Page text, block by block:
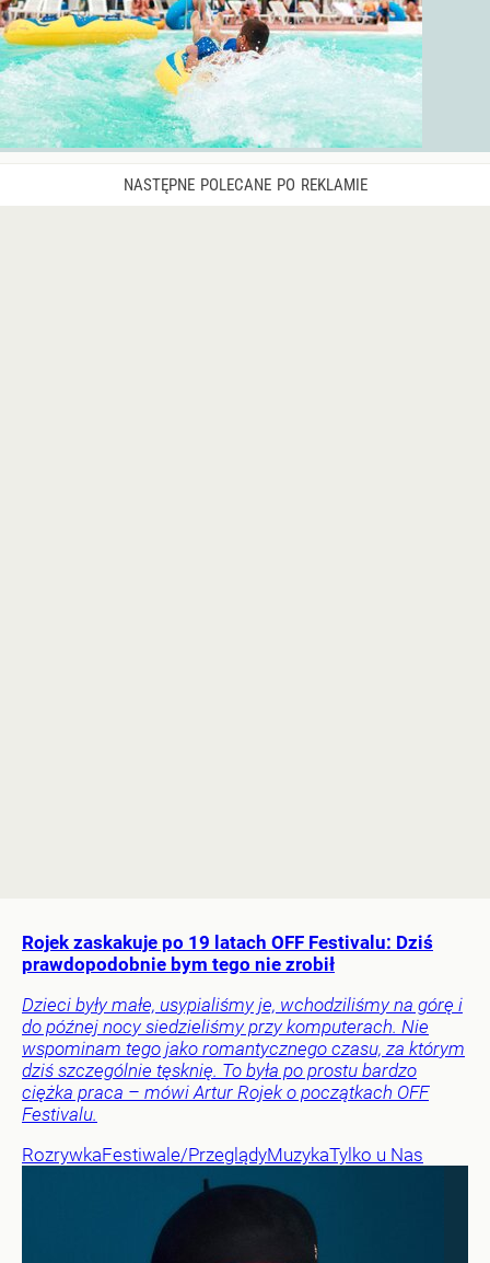
Rojek zaskakuje po 19 latach OFF Festivalu: Dziś
prawdopodobnie bym tego nie zrobił
Dzieci były małe, usypialiśmy je, wchodziliśmy na górę i
do późnej nocy siedzieliśmy przy komputerach. Nie
wspominam tego jako romantycznego czasu, za którym
dziś szczególnie tęsknię. To była po prostu bardzo
ciężka praca – mówi Artur Rojek o początkach OFF
Festivalu.
RozrywkaFestiwale/PrzeglądyMuzykaTylko u Nas